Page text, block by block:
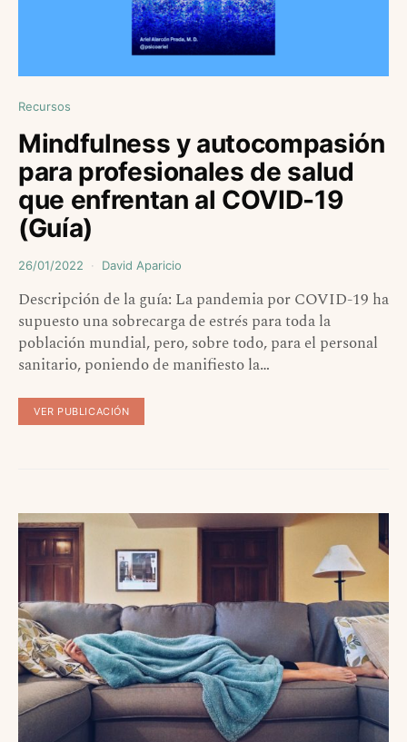
Recursos
Mindfulness y autocompasión
para profesionales de salud
que enfrentan al COVID-19
(Guía)
26/01/2022 David Aparicio
Descripción de la guía: La pandemia por COVID-19 ha
supuesto una sobrecarga de estrés para toda la
población mundial, pero, sobre todo, para el personal
sanitario, poniendo de manifiesto la…
VER PUBLICACIÓN